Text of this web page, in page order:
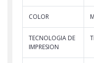
COLOR
TECNOLOGIA DE
IMPRESION